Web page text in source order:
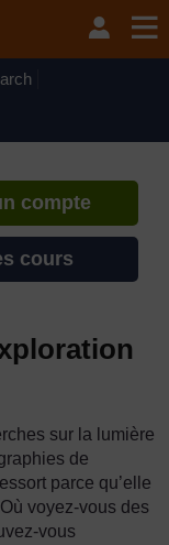
compte, vous
compte
cours
sur la lumière
de
parce qu’elle
voyez-vous des
vous